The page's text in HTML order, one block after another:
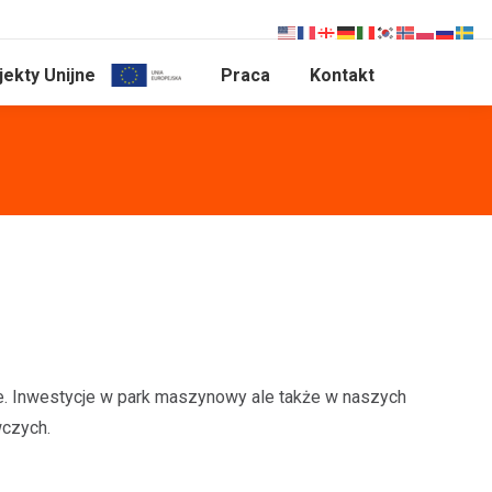
Unijne Praca Kontakt
Inwestycje w park maszynowy ale także w naszych